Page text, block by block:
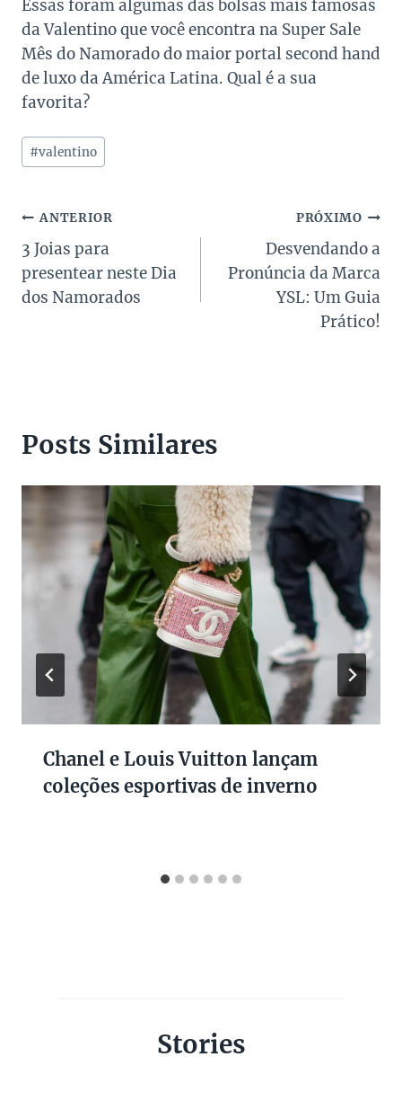
Essas foram algumas das bolsas mais famosas
da Valentino que você encontra na Super Sale
Mês do Namorado do maior portal second hand
de luxo da América Latina. Qual é a sua
favorita?
Tags
do
#valentino
Navegação
de
Post
ANTERIOR
3 Joias para
presentear neste Dia
dos Namorados
PRÓXIMO
Desvendando a
Pronúncia da Marca
YSL: Um Guia
Prático!
Posts Similares
Chanel e Louis Vuitton lançam
coleções esportivas de inverno
Stories